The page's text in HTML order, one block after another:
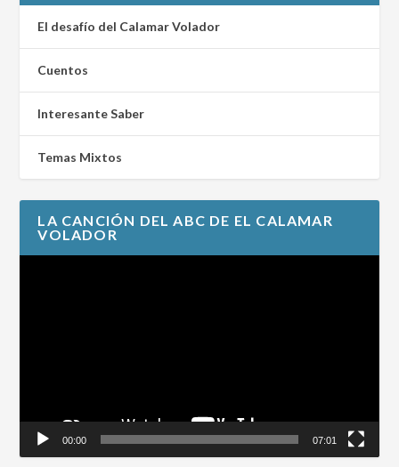
El desafío del Calamar Volador
Cuentos
Interesante Saber
Temas Mixtos
LA CANCIÓN DEL ABC DE EL CALAMAR
VOLADOR
00:00 07:01